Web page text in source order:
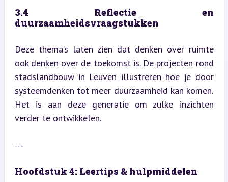
3.4 Reflectie en
duurzaamheidsvraagstukken
Deze thema’s laten zien dat denken over ruimte
ook denken over de toekomst is. De projecten rond
stadslandbouw in Leuven illustreren hoe je door
systeemdenken tot meer duurzaamheid kan komen.
Het is aan deze generatie om zulke inzichten
verder te ontwikkelen.
---
Hoofdstuk 4: Leertips & hulpmiddelen